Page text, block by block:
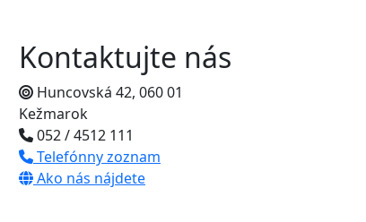
Kontaktujte nás
Huncovská 42, 060 01
Kežmarok
052 / 4512 111
Telefónny zoznam
Ako nás nájdete